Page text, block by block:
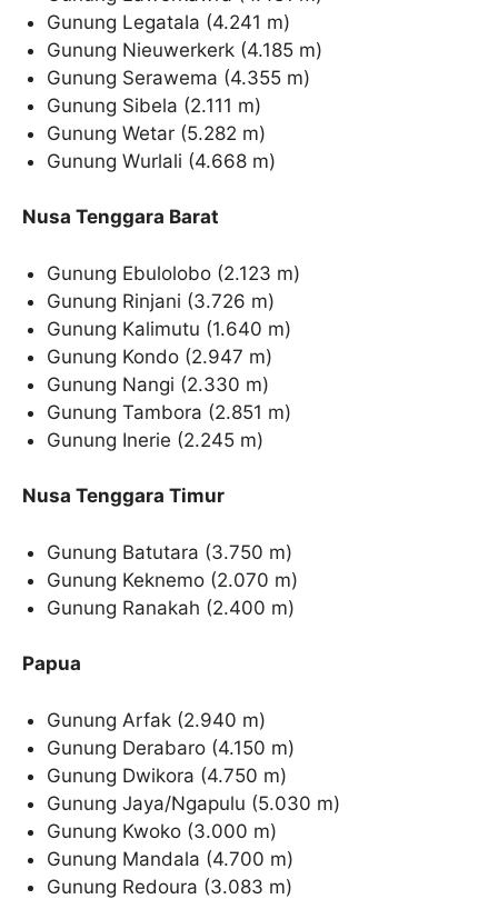
Gunung Legatala (4.241 m)
Gunung Nieuwerkerk (4.185 m)
Gunung Serawema (4.355 m)
Gunung Sibela (2.111 m)
Gunung Wetar (5.282 m)
Gunung Wurlali (4.668 m)
Nusa Tenggara Barat
Gunung Ebulolobo (2.123 m)
Gunung Rinjani (3.726 m)
Gunung Kalimutu (1.640 m)
Gunung Kondo (2.947 m)
Gunung Nangi (2.330 m)
Gunung Tambora (2.851 m)
Gunung Inerie (2.245 m)
Nusa Tenggara Timur
Gunung Batutara (3.750 m)
Gunung Keknemo (2.070 m)
Gunung Ranakah (2.400 m)
Papua
Gunung Arfak (2.940 m)
Gunung Derabaro (4.150 m)
Gunung Dwikora (4.750 m)
Gunung Jaya/Ngapulu (5.030 m)
Gunung Kwoko (3.000 m)
Gunung Mandala (4.700 m)
Gunung Redoura (3.083 m)